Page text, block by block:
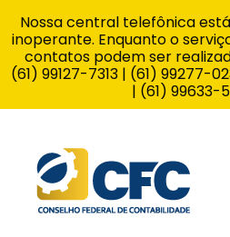
Nossa central telefônica
inoperante. Enquanto o
contatos podem ser
(61) 99127-7313 | (61) 99277-
| (61) 99633-